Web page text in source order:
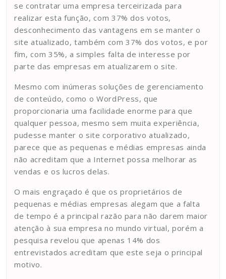
se contratar uma empresa terceirizada para
realizar esta função, com 37% dos votos,
desconhecimento das vantagens em se manter o
site atualizado, também com 37% dos votos, e por
fim, com 35%, a simples falta de interesse por
parte das empresas em atualizarem o site.
Mesmo com inúmeras soluções de gerenciamento
de conteúdo, como o WordPress, que
proporcionaria uma facilidade enorme para que
qualquer pessoa, mesmo sem muita experiência,
pudesse manter o site corporativo atualizado,
parece que as pequenas e médias empresas ainda
não acreditam que a Internet possa melhorar as
vendas e os lucros delas.
O mais engraçado é que os proprietários de
pequenas e médias empresas alegam que a falta
de tempo é a principal razão para não darem maior
atenção à sua empresa no mundo virtual, porém a
pesquisa revelou que apenas 14% dos
entrevistados acreditam que este seja o principal
motivo.